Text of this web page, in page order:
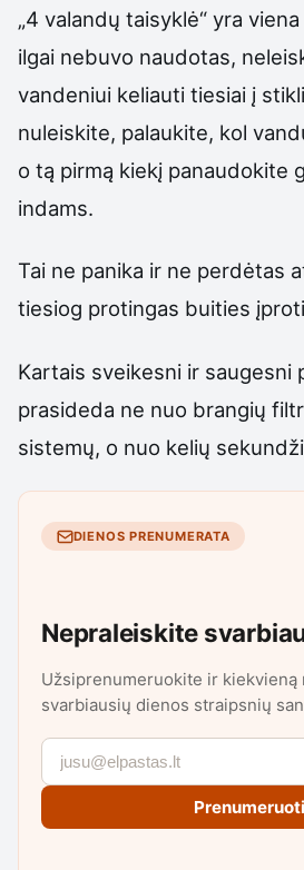
„4 valandų taisyklė“ yra
ilgai nebuvo naudotas,
vandeniui keliauti tiesiai į
nuleiskite, palaukite, kol
o tą pirmą kiekį panaudokite
indams.
Tai ne panika ir ne perdėtas
tiesiog protingas buities
Kartais sveikesni ir saugesni
prasideda ne nuo brangių
sistemų, o nuo kelių
DIENOS PRENUMERATA
Nepraleiskite
Užsiprenumeruokite ir kiekvieną
svarbiausių dienos straipsnių
Prenumeruoti